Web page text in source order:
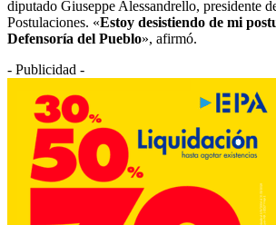
diputado Giuseppe Alessandrello, presidente
Postulaciones. «Estoy desistiendo de mi
Defensoría del Pueblo», afirmó.
- Publicidad -